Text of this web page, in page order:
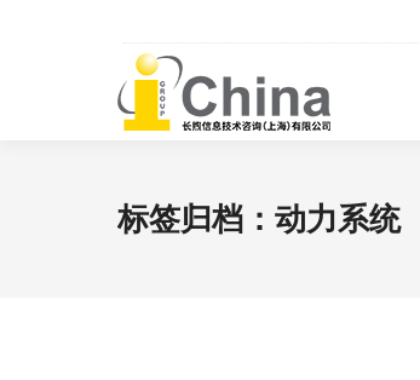
标签归档： 动力系统